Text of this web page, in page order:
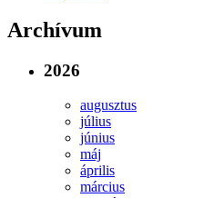
Archívum
2026
augusztus
július
június
máj
április
március